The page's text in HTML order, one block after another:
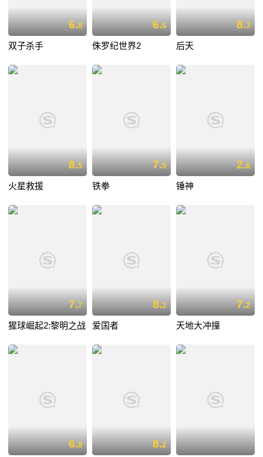
6.8
双子杀手
6.6
侏罗纪世界2
8.3
后天
8.5
火星救援
7.5
铁拳
2.6
锤神
7.7
猩球崛起2:黎明之战
8.2
爱国者
7.2
天地大冲撞
6.8 8.2